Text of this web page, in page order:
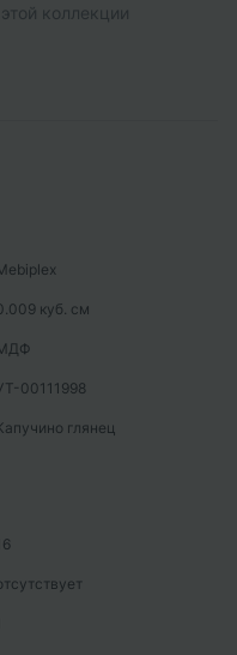
коллекции
куб. см
00111998
глянец